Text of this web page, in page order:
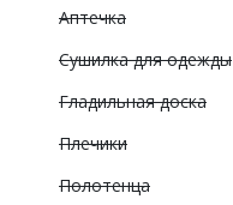
Аптечка
Сушилка для одежды
Гладильная доска
Плечики
Полотенца